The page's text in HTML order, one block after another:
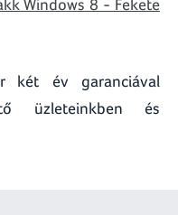
Windows 8 - Fekete
két év garanciával
üzleteinkben és